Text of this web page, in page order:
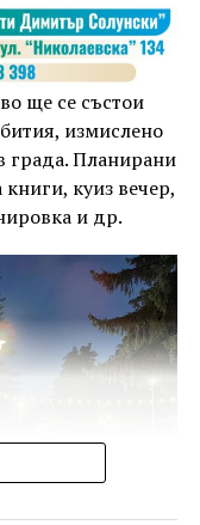
ще се състои
измислено
града. Планирани
куиз вечер,
и др.